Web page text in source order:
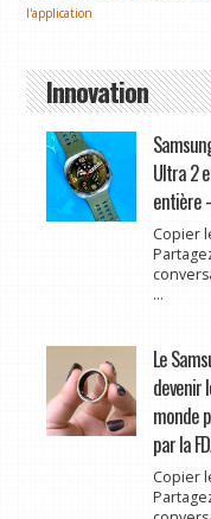
l'application
Innovation
Ultra 2
entière
Copier
...
Le
devenir
monde
par la
Copier